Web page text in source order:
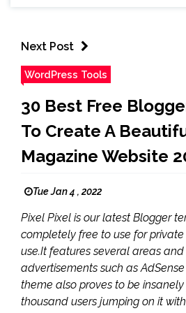
Next Post
WordPress Tools
30 Best Free
To Create A
Magazine Website
Tue Jan 4 , 2022
Pixel Pixel is our latest Blogger
completely free to use for
use.It features several areas
advertisements such as
theme also proves to be
thousand users jumping on it